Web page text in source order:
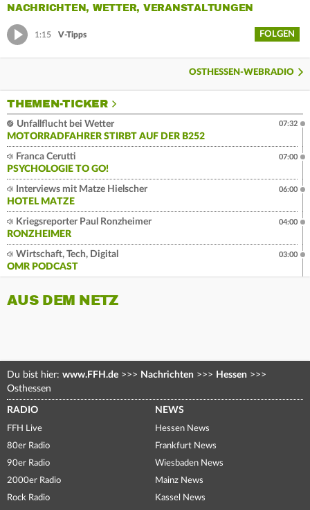
NACHRICHTEN, WETTER, VERANSTALTUNGEN
1:15 V-Tipps FOLGEN
OSTHESSEN-WEBRADIO
THEMEN-TICKER
Unfallflucht bei Wetter
MOTORRADFAHRER STIRBT AUF DER B252
07:32
Franca Cerutti
PSYCHOLOGIE TO GO!
07:00
Interviews mit Matze Hielscher
HOTEL MATZE
06:00
Kriegsreporter Paul Ronzheimer
RONZHEIMER
04:00
Wirtschaft, Tech, Digital
OMR PODCAST
03:00
AUS DEM NETZ
Du bist hier: www.FFH.de >>> Nachrichten >>> Hessen >>>
Osthessen
RADIO
FFH Live
80er Radio
90er Radio
2000er Radio
Rock Radio
NEWS
Hessen News
Frankfurt News
Wiesbaden News
Mainz News
Kassel News